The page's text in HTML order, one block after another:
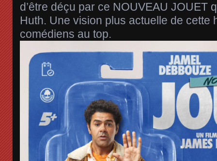
d’être déçu par ce NOUVEAU JOUET
Huth. Une vision plus actuelle de cette
comédiens au top.